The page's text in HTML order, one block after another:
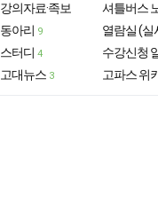
강의자료·족보
동아리 9
스터디 4
고대뉴스 3
셔틀버스
열람실 (실
수강신청
고파스 위